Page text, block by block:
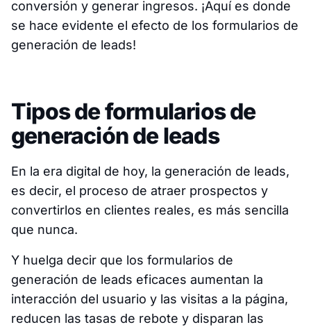
conversión y generar ingresos. ¡Aquí es donde
se hace evidente el efecto de los formularios de
generación de leads!
Tipos de formularios de
generación de leads
En la era digital de hoy, la generación de leads,
es decir, el proceso de atraer prospectos y
convertirlos en clientes reales, es más sencilla
que nunca.
Y huelga decir que los formularios de
generación de leads eficaces aumentan la
interacción del usuario y las visitas a la página,
reducen las tasas de rebote y disparan las